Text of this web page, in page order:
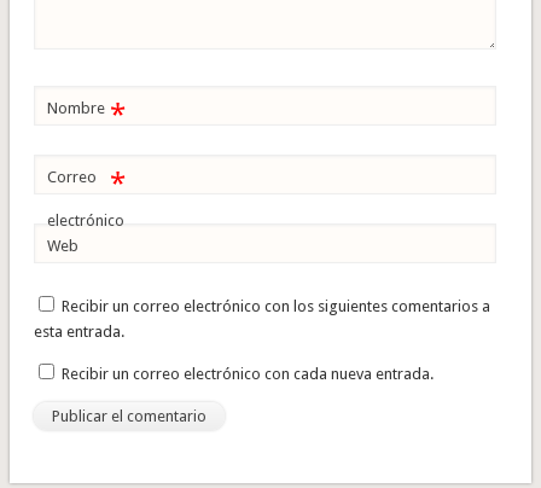
Nombre *
Correo
electrónico
*
Web
Recibir un correo electrónico con los siguientes comentarios a
esta entrada.
Recibir un correo electrónico con cada nueva entrada.